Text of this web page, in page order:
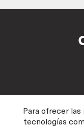
Para ofrecer
tecnologías